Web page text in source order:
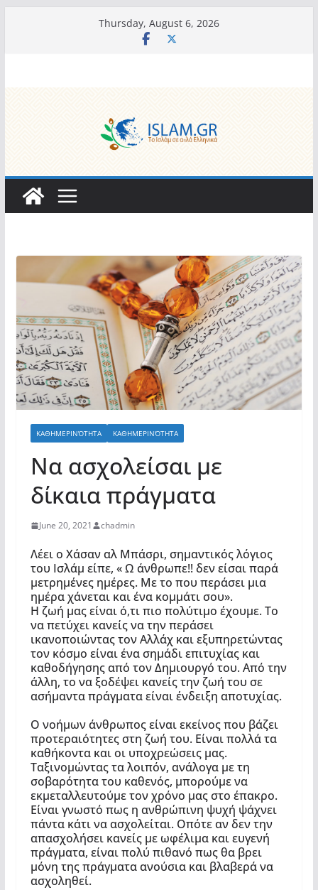
Thursday, August 6, 2026
ΚΑΘΗΜΕΡΙΝΌΤΗΤΑ ΚΑΘΗΜΕΡΙΝΌΤΗΤΑ
Να ασχολείσαι με
δίκαια πράγματα
June 20, 2021 chadmin
Λέει ο Χάσαν αλ Μπάσρι, σημαντικός λόγιος
του Ισλάμ είπε, « Ω άνθρωπε!! δεν είσαι παρά
μετρημένες ημέρες. Με το που περάσει μια
ημέρα χάνεται και ένα κομμάτι σου».
Η ζωή μας είναι ό,τι πιο πολύτιμο έχουμε. Το
να πετύχει κανείς να την περάσει
ικανοποιώντας τον Αλλάχ και εξυπηρετώντας
τον κόσμο είναι ένα σημάδι επιτυχίας και
καθοδήγησης από τον Δημιουργό του. Από την
άλλη, το να ξοδέψει κανείς την ζωή του σε
ασήμαντα πράγματα είναι ένδειξη αποτυχίας.
Ο νοήμων άνθρωπος είναι εκείνος που βάζει
προτεραιότητες στη ζωή του. Είναι πολλά τα
καθήκοντα και οι υποχρεώσεις μας.
Ταξινομώντας τα λοιπόν, ανάλογα με τη
σοβαρότητα του καθενός, μπορούμε να
εκμεταλλευτούμε τον χρόνο μας στο έπακρο.
Είναι γνωστό πως η ανθρώπινη ψυχή ψάχνει
πάντα κάτι να ασχολείται. Οπότε αν δεν την
απασχολήσει κανείς με ωφέλιμα και ευγενή
πράγματα, είναι πολύ πιθανό πως θα βρει
μόνη της πράγματα ανούσια και βλαβερά να
ασχοληθεί.